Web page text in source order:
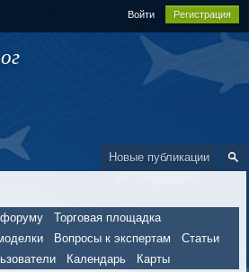
Войти Регистрация
Новые публикации
Торговая площадка
Вопросы к экспертам
Статьи
Календарь Карты